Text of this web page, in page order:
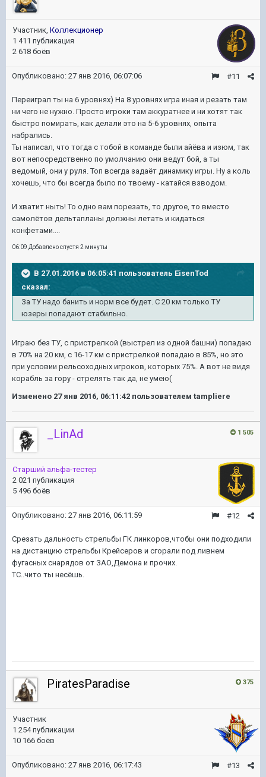
Участник, Коллекционер
1 411 публикация
2 618 боёв
#11
Опубликовано: 27 янв 2016, 06:07:06
Переиграл ты на 6 уровнях) На 8 уровнях игра иная и резать там
ни чего не нужно. Просто игроки там аккуратнее и ни хотят так
быстро помирать, как делали это на 5-6 уровнях, опыта
набрались.
Ты написал, что тогда с тобой в команде были айёва и изюм, так
вот непосредственно по умолчанию они ведут бой, а ты
ведомый, они у руля. Топ всегда задаёт динамику игры. Ну а коль
хочешь, что бы всегда было по твоему - катайся взводом.
И хватит ныть! То одно вам порезать, то другое, то вместо
самолётов дельтапланы должны летать и кидаться
конфетами....
06:09 Добавлено спустя 2 минуты
В 27.01.2016 в 06:05:41 пользователь EisenTod
сказал:
За ТУ надо банить и норм все будет. С 20 км только ТУ
юзеры попадают стабильно.
Играю без ТУ, с пристрелкой (выстрел из одной башни) попадаю
в 70% на 20 км, с 16-17 км с пристрелкой попадаю в 85%, но это
при условии рельсоходных игроков, которых 75%. А вот не видя
корабль за гору - стрелять так да, не умею(
Изменено 27 янв 2016, 06:11:42 пользователем tampliere
1 505
_LinAd
Старший альфа-тестер
2 021 публикация
5 496 боёв
#12
Опубликовано: 27 янв 2016, 06:11:59
Срезать дальность стрельбы ГК линкоров,чтобы они подходили
на дистанцию стрельбы Крейсеров и сгорали под ливнем
фугасных снарядов от ЗАО,Демона и прочих.
ТС..чито ты несёшь.
375
PiratesParadise
Участник
1 254 публикации
10 166 боёв
#13
Опубликовано: 27 янв 2016, 06:17:43